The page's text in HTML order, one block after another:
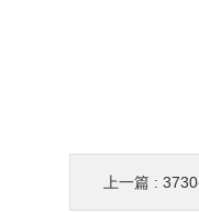
上一篇 : 3730-